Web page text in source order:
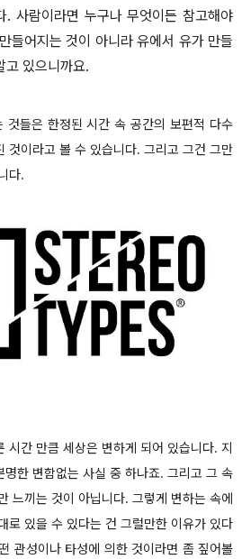
. 사람이라면 누구나 무엇이든 참고해야
들어지는 것이 아니라 유에서 유가 만들
고 있으니까요.
것들은 한정된 시간 속 공간의 보편적 다수
것이라고 볼 수 있습니다. 그리고 그건 그만
다.
시간 만큼 세상은 변하게 되어 있습니다. 지
한 변함없는 사실 중 하나죠. 그리고 그 속
느끼는 것이 아닙니다. 그렇게 변하는 속에
로 있을 수 있다는 건 그럴만한 이유가 있다
관성이나 타성에 의한 것이라면 좀 짚어볼